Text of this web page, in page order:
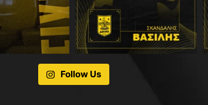
Follow Us